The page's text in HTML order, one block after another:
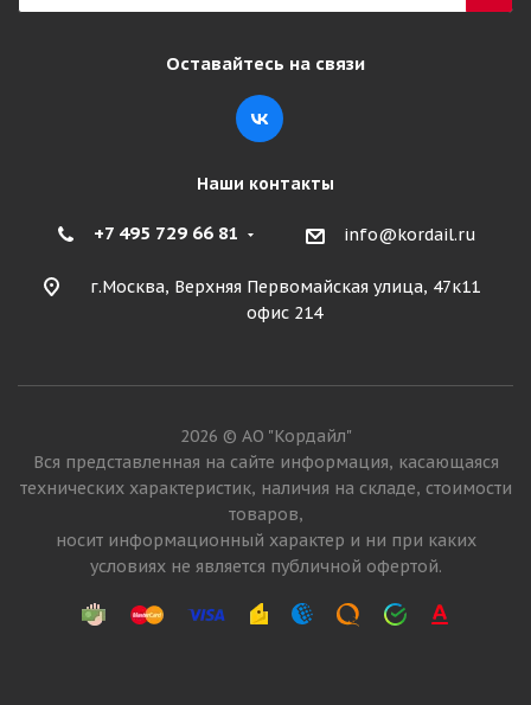
Оставайтесь на связи
Наши контакты
+7 495 729 66 81 info@kordail.ru
г.Москва, Верхняя Первомайская улица, 47к11
офис 214
2026 © АО "Кордайл"
Вся представленная на сайте информация, касающаяся
технических характеристик, наличия на складе, стоимости
товаров,
носит информационный характер и ни при каких
условиях не является публичной офертой.